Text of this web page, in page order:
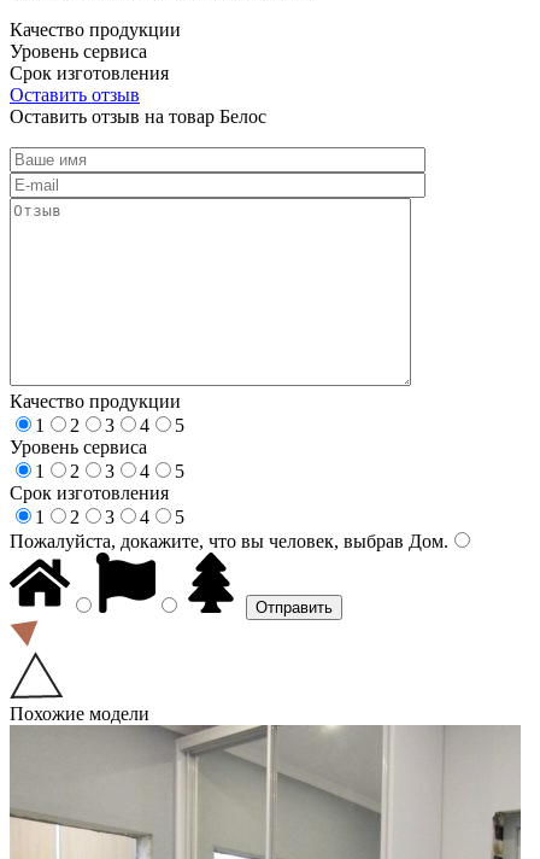
Качество продукции
Уровень сервиса
Срок изготовления
Оставить отзыв
Оставить отзыв на товар Белос
Качество продукции
1
2 3 4
5
Уровень сервиса
1
2 3 4
5
Срок изготовления
1
2 3 4
5
Пожалуйста, докажите, что вы человек, выбрав Дом.
Похожие модели